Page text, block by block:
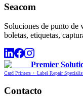
Seacom
Soluciones de punto de
boletas, etiquetas,
Premier
Card Printers + Label Repair
Contacto